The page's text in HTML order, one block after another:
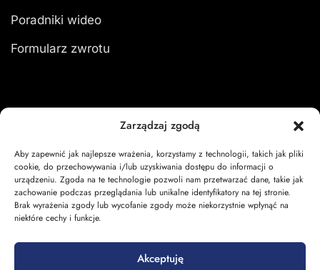
Zarządzaj zgodą
Aby zapewnić jak najlepsze wrażenia, korzystamy z technologii, takich jak pliki
cookie, do przechowywania i/lub uzyskiwania dostępu do informacji o
urządzeniu. Zgoda na te technologie pozwoli nam przetwarzać dane, takie jak
zachowanie podczas przeglądania lub unikalne identyfikatory na tej stronie.
Brak wyrażenia zgody lub wycofanie zgody może niekorzystnie wpłynąć na
niektóre cechy i funkcje.
Akceptuję
Poradniki wideo
Formularz zwrotu
Zaloguj się
Moje zamówienia
Koszyk